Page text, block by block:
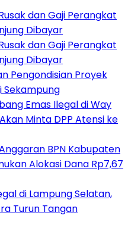
dan Gaji Perangkat
Dibayar
dan Gaji Perangkat
Dibayar
Pengondisian Proyek
Sekampung
Emas Ilegal di Way
Minta DPP Atensi ke
BPN Kabupaten
Alokasi Dana Rp7,67
di Lampung Selatan,
Turun Tangan